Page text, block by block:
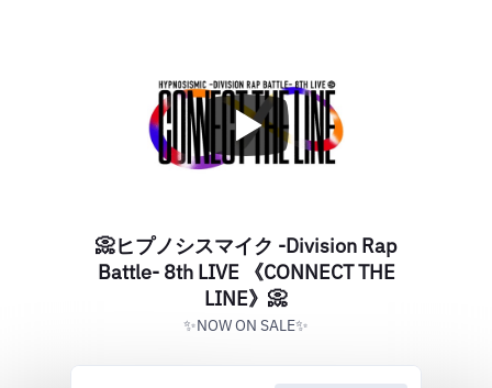
📀ヒプノシスマイク -Division Rap
Battle- 8th LIVE 《CONNECT THE
LINE》📀
✨NOW ON SALE✨